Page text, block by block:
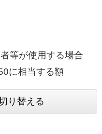
等が使用する場合
に相当する額​
り替える